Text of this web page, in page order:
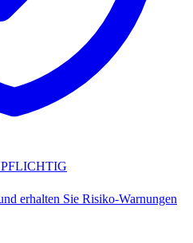
erhalten Sie Risiko-Warnungen